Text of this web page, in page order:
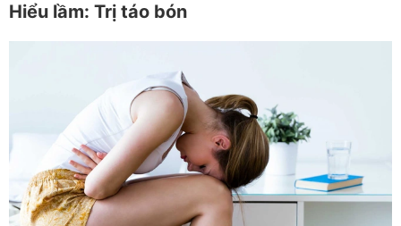
Hiểu lầm: Trị táo bón